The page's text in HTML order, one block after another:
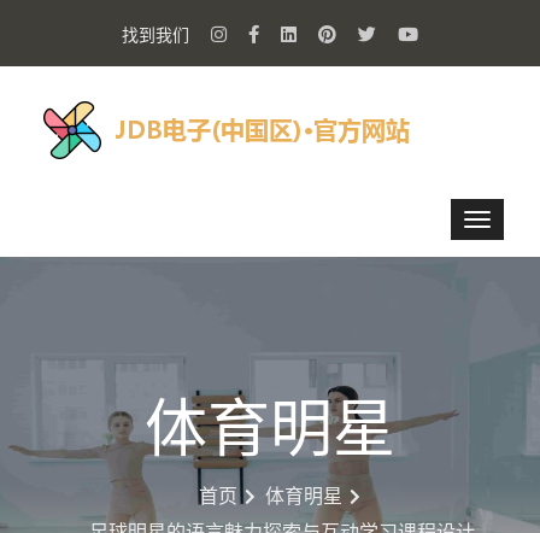
找到我们
体育明星
首页
体育明星